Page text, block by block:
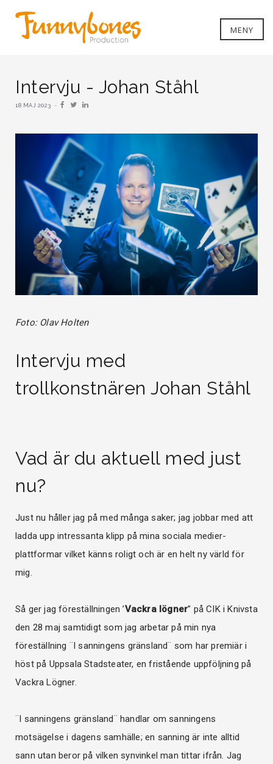
MENY
Intervju - Johan Ståhl
18 MAJ 2023
Foto: Olav Holten
Intervju med
trollkonstnären Johan Ståhl
Vad är du aktuell med just
nu?
Just nu håller jag på med många saker; jag jobbar med att
ladda upp intressanta klipp på mina sociala medier-
plattformar vilket känns roligt och är en helt ny värld för
mig.
Så ger jag föreställningen ’Vackra lögner” på CIK i Knivsta
den 28 maj samtidigt som jag arbetar på min nya
föreställning ¨I sanningens gränsland¨ som har premiär i
höst på Uppsala Stadsteater, en fristående uppföljning på
Vackra Lögner.
¨I sanningens gränsland¨ handlar om sanningens
motsägelse i dagens samhälle; en sanning är inte alltid
sann utan beror på vilken synvinkel man tittar ifrån. Jag